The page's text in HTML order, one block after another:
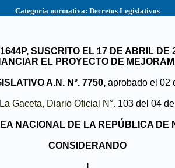
Categoría normativa: Decretos Legislativos
SUSCRITO EL 17 DE ABRIL
EL PROYECTO DE
A.N. N°. 7750, aprobado el 02
Gaceta, Diario Oficial N°. 103 del 04
NACIONAL DE LA REPÚBLICA DE
CONSIDERANDO